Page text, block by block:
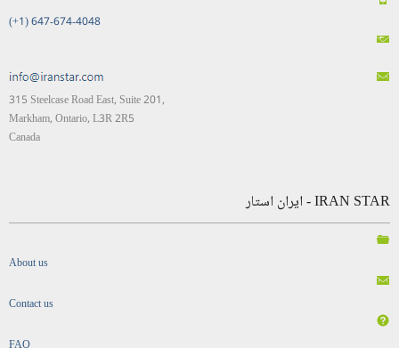
(+1) 647-674-4048
315 Steelcase Road East, Suite 201,
Markham, Ontario, L3R 2R5
Canada
IRAN STAR - ایران استار
About us
Contact us